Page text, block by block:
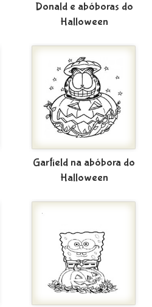
Donald e abóboras do
Halloween
Garfield na abóbora do
Halloween